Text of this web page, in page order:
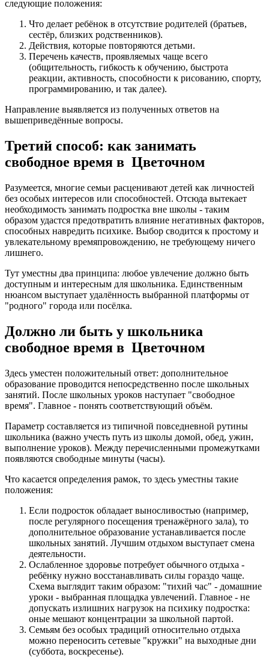
следующие положения:
Что делает ребёнок в отсутствие родителей (братьев,
сестёр, близких родственников).
Действия, которые повторяются детьми.
Перечень качеств, проявляемых чаще всего
(общительность, гибкость к обучению, быстрота
реакции, активность, способности к рисованию, спорту,
программированию, и так далее).
Направление выявляется из полученных ответов на
вышеприведённые вопросы.
Третий способ: как занимать
свободное время в Цветочном
Разумеется, многие семьи расценивают детей как личностей
без особых интересов или способностей. Отсюда вытекает
необходимость занимать подростка вне школы - таким
образом удастся предотвратить влияние негативных факторов,
способных навредить психике. Выбор сводится к простому и
увлекательному времяпровождению, не требующему ничего
лишнего.
Тут уместны два принципа: любое увлечение должно быть
доступным и интересным для школьника. Единственным
нюансом выступает удалённость выбранной платформы от
"родного" города или посёлка.
Должно ли быть у школьника
свободное время в Цветочном
Здесь уместен положительный ответ: дополнительное
образование проводится непосредственно после школьных
занятий. После школьных уроков наступает "свободное
время". Главное - понять соответствующий объём.
Параметр составляется из типичной повседневной рутины
школьника (важно учесть путь из школы домой, обед, ужин,
выполнение уроков). Между перечисленными промежутками
появляются свободные минуты (часы).
Что касается определения рамок, то здесь уместны такие
положения:
Если подросток обладает выносливостью (например,
после регулярного посещения тренажёрного зала), то
дополнительное образование устанавливается после
школьных занятий. Лучшим отдыхом выступает смена
деятельности.
Ослабленное здоровье потребует обычного отдыха -
ребёнку нужно восстанавливать силы гораздо чаще.
Схема выглядит таким образом: "тихий час" - домашние
уроки - выбранная площадка увлечений. Главное - не
допускать излишних нагрузок на психику подростка:
оные мешают концентрации за школьной партой.
Семьям без особых традиций относительно отдыха
можно переносить сетевые "кружки" на выходные дни
(суббота, воскресенье).